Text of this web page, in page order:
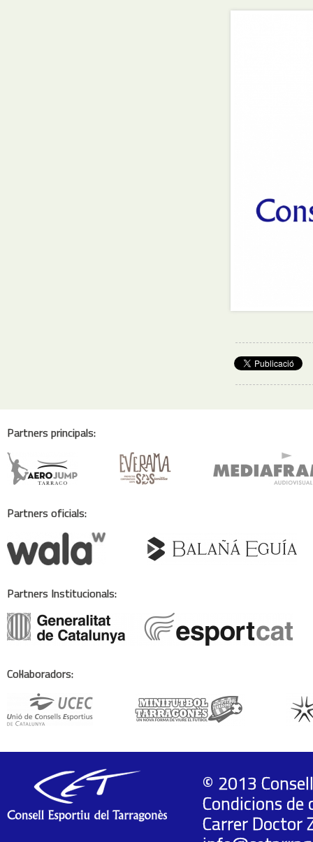
Partners principals:
Partners oficials:
Partners Institucionals:
Col·laboradors:
© 2013
Condicions
Carrer Doctor